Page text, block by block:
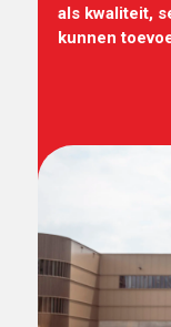
als kwaliteit,
kunnen